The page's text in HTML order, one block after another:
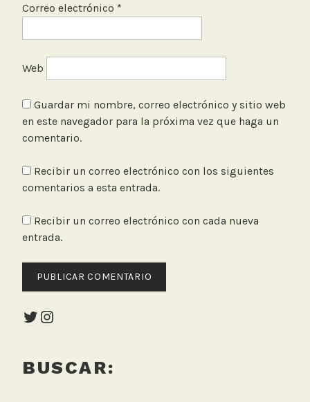
Correo electrónico *
Web
Guardar mi nombre, correo electrónico y sitio web
en este navegador para la próxima vez que haga un
comentario.
Recibir un correo electrónico con los siguientes
comentarios a esta entrada.
Recibir un correo electrónico con cada nueva
entrada.
Twitter
Instagram
BUSCAR: